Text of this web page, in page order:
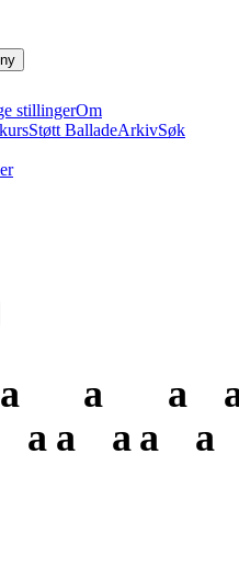
stillingerOm
Støtt BalladeArkivSøk
a a